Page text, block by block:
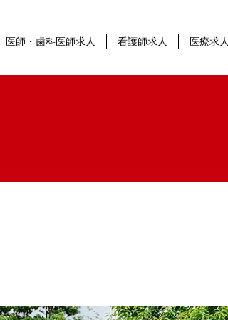
医師・歯科医師求人 看護師求人 医療求人